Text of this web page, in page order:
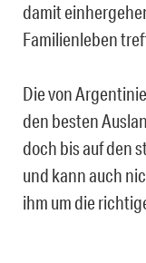
damit
Familienleben
Die von
den besten
doch bis auf den
und kann auch
ihm um die